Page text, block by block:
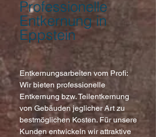
Professionelle
Entkernung in
Eppstein
Entkernungsarbeiten vom Profi:
Wir bieten professionelle
Entkernung bzw. Teilentkernung
von Gebäuden jeglicher Art zu
bestmöglichen Kosten. Für unsere
Kunden entwickeln wir attraktive